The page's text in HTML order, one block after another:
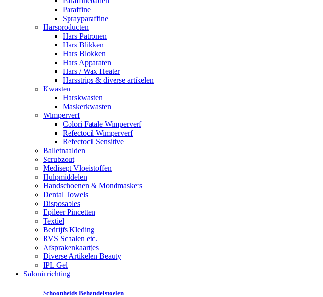
Paraffine
Sprayparaffine
Harsproducten
Hars Patronen
Hars Blikken
Hars Blokken
Hars Apparaten
Hars / Wax Heater
Harsstrips & diverse artikelen
Kwasten
Harskwasten
Maskerkwasten
Wimperverf
Colori Fatale Wimperverf
Refectocil Wimperverf
Refectocil Sensitive
Balletnaalden
Scrubzout
Medisept Vloeistoffen
Hulpmiddelen
Handschoenen & Mondmaskers
Dental Towels
Disposables
Epileer Pincetten
Textiel
Bedrijfs Kleding
RVS Schalen etc.
Afsprakenkaartjes
Diverse Artikelen Beauty
IPL Gel
Saloninrichting
Schoonheids Behandelstoelen